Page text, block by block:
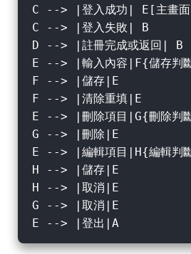
C --> |登入成功| E[主畫
C --> |登入失敗| B
D --> |註冊完成或返回| B
E --> |輸入內容|F{儲存判
F --> |儲存|E
F --> |清除重填|E
E --> |刪除項目|G{刪除判
G --> |刪除|E
E --> |編輯項目|H{編輯判
H --> |儲存|E
H --> |取消|E
G --> |取消|E